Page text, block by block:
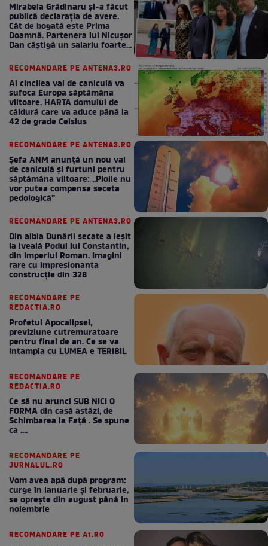
Mirabela Grădinaru și-a făcut
publică declarația de avere.
Cât de bogată este Prima
Doamnă. Partenera lui Nicușor
Dan câștigă un salariu foarte
RECOMANDARE PE ANTENA3.RO
Al cincilea val de caniculă va
sufoca Europa săptămâna
viitoare. HARTA domului de
căldură care va aduce până la
42 de grade Celsius
RECOMANDARE PE ANTENA3.RO
Șefa ANM anunță un nou val
de caniculă și furtuni pentru
săptămâna viitoare: „Ploile nu
vor putea compensa seceta
pedologică”
RECOMANDARE PE ANTENA3.RO
Din albia Dunării secate a ieșit
la iveală Podul lui Constantin,
din Imperiul Roman. Imagini
rare cu impresionanta
construcție din 328
RECOMANDARE PE
REDACTIA.RO
Profetul Apocalipsei,
previziune cutremuratoare
pentru final de an. Ce se va
intampla cu LUMEA e TERIBIL
RECOMANDARE PE
REDACTIA.RO
Ce să nu arunci SUB NICI O
FORMA din casă astăzi, de
Schimbarea la Față . Se spune
ca ....
RECOMANDARE PE
JURNALUL.RO
Vom avea apă după program:
curge în ianuarie și februarie,
se oprește din august până în
noiembrie
RECOMANDARE PE A1.RO